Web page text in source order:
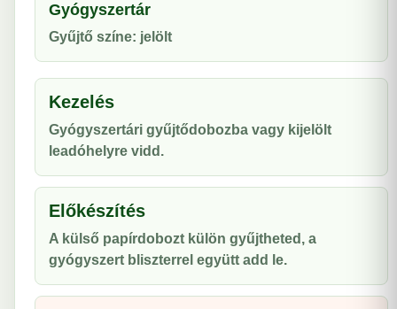
Gyógyszertár
Gyűjtő színe: jelölt
Kezelés
Gyógyszertári gyűjtődobozba vagy kijelölt
leadóhelyre vidd.
Előkészítés
A külső papírdobozt külön gyűjtheted, a
gyógyszert bliszterrel együtt add le.